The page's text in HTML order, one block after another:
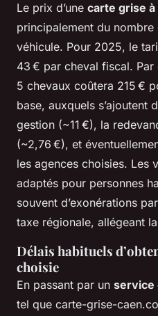
Le prix d’une carte grise à
principalement du
véhicule. Pour 2025, le
43 € par cheval fiscal.
5 chevaux coûtera 215 €
base, auxquels s’ajoutent
gestion (~11 €), la
(~2,76 €), et
les agences choisies. Les
adaptés pour personnes
souvent d’exonérations
taxe régionale, allégeant
Délais habituels
choisie
En passant par un service
tel que carte-grise-